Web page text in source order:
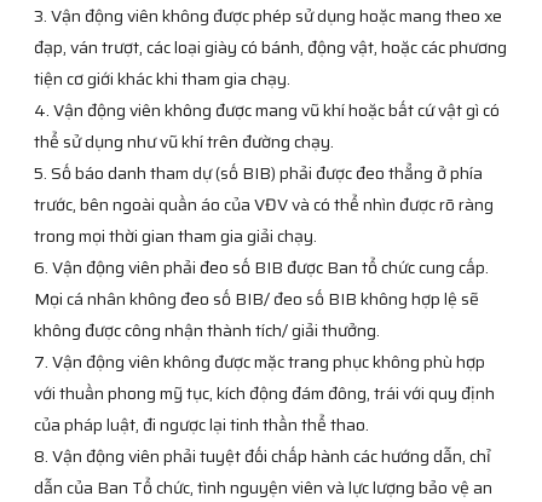
3. Vận động viên không được phép sử dụng hoặc mang theo xe
đạp, ván trượt, các loại giày có bánh, động vật, hoặc các phương
tiện cơ giới khác khi tham gia chạy.
4. Vận động viên không được mang vũ khí hoặc bất cứ vật gì có
thể sử dụng như vũ khí trên đường chạy.
5. Số báo danh tham dự (số BIB) phải được đeo thẳng ở phía
trước, bên ngoài quần áo của VĐV và có thể nhìn được rõ ràng
trong mọi thời gian tham gia giải chạy.
6. Vận động viên phải đeo số BIB được Ban tổ chức cung cấp.
Mọi cá nhân không đeo số BIB/ đeo số BIB không hợp lệ sẽ
không được công nhận thành tích/ giải thưởng.
7. Vận động viên không được mặc trang phục không phù hợp
với thuần phong mỹ tục, kích động đám đông, trái với quy định
của pháp luật, đi ngược lại tinh thần thể thao.
8. Vận động viên phải tuyệt đối chấp hành các hướng dẫn, chỉ
dẫn của Ban Tổ chức, tình nguyện viên và lực lượng bảo vệ an